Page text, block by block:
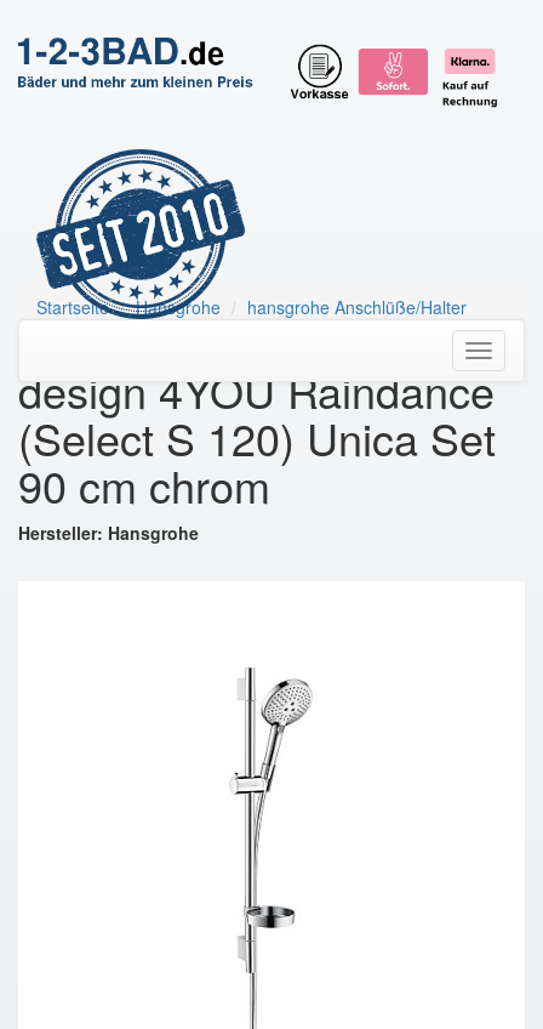
Toggle
Startseite Hansgrohe
hansgrohe Anschlüße/Halter
design 4YOU Raindance
(Select S 120) Unica Set
90 cm chrom
Hersteller: Hansgrohe